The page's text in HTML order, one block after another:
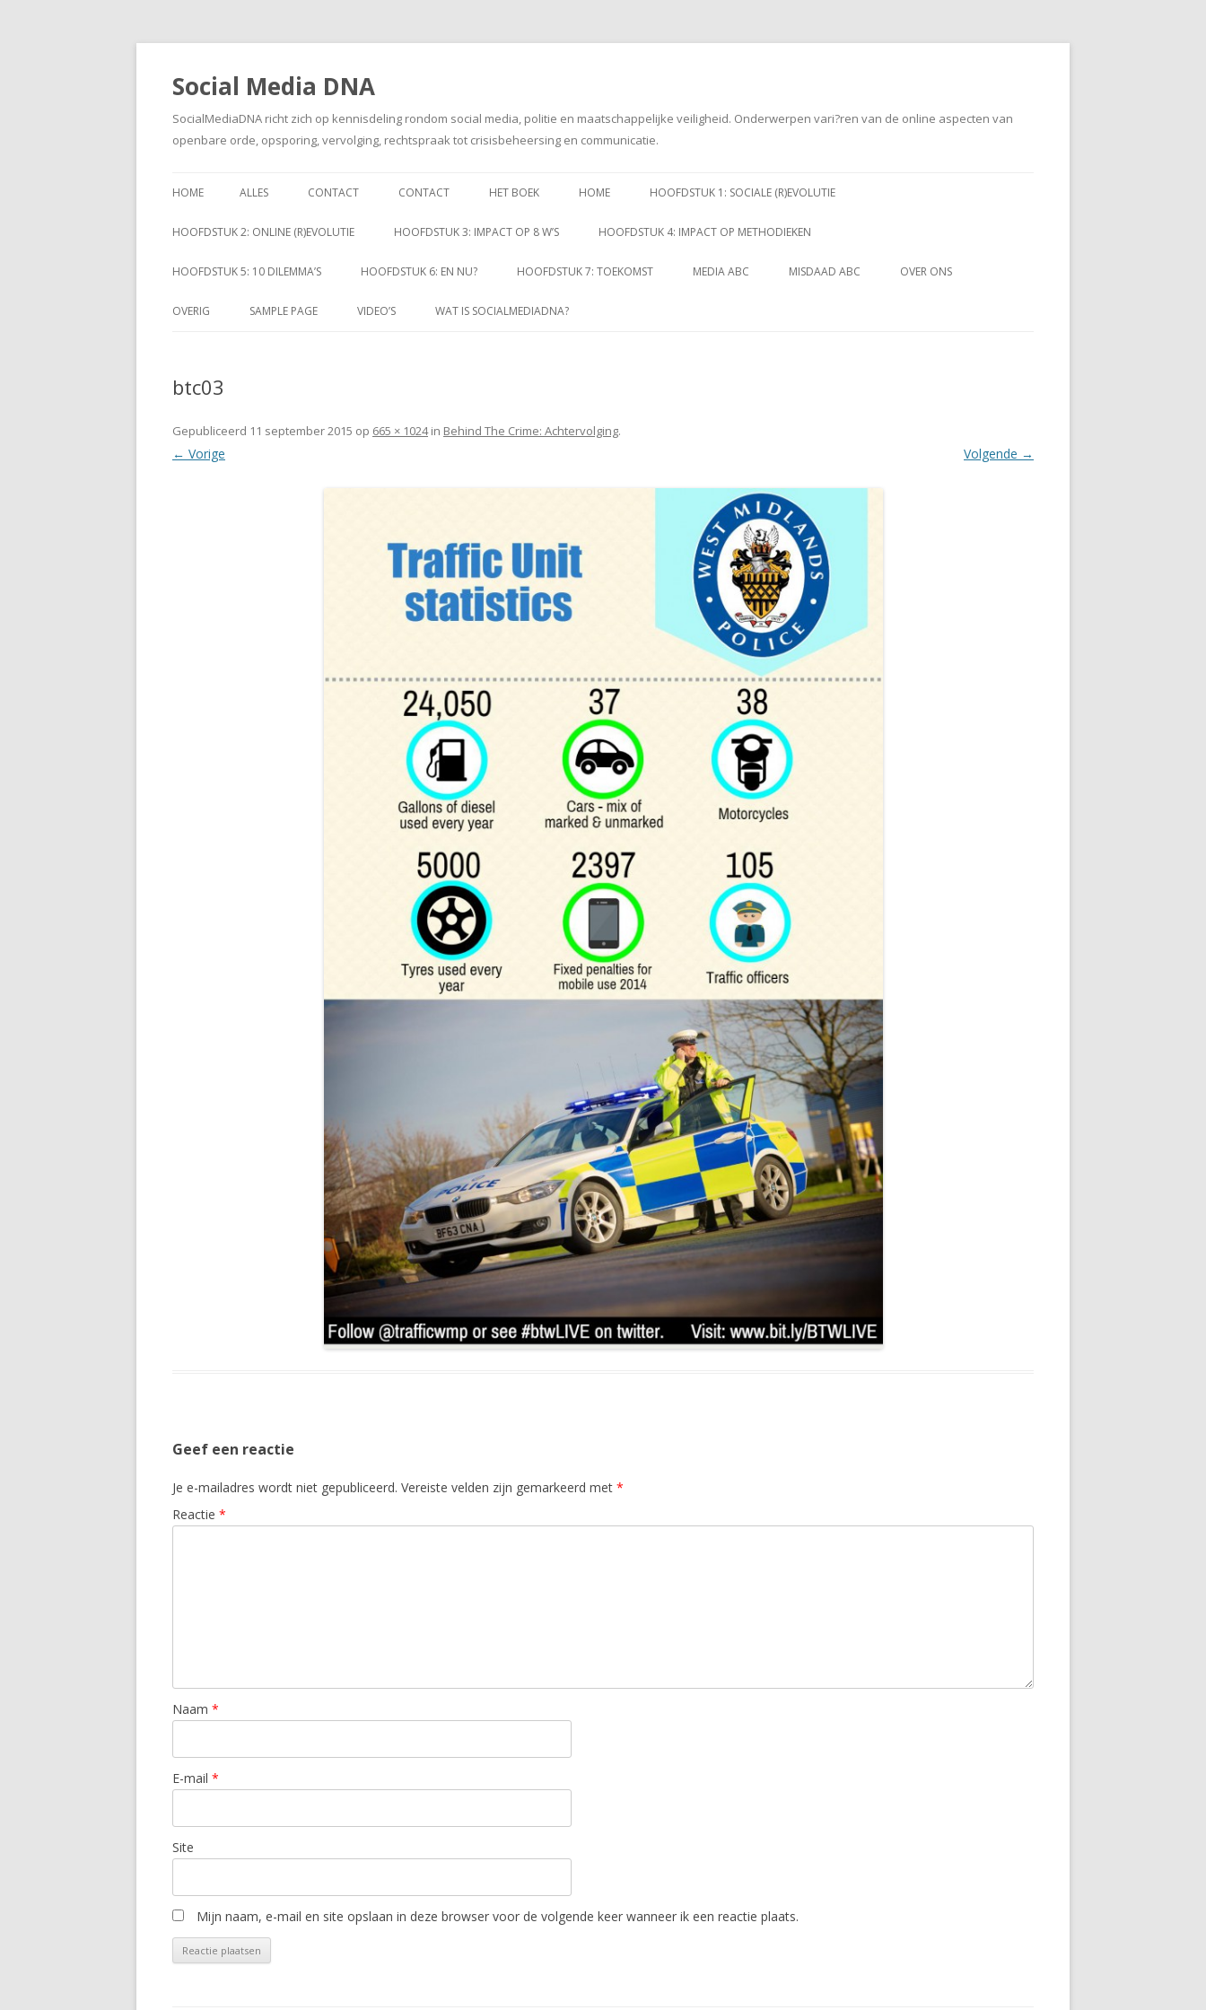
Social Media DNA
SocialMediaDNA richt zich op kennisdeling rondom social media, politie en maatschappelijke veiligheid. Onderwerpen vari?ren van de online aspecten van
openbare orde, opsporing, vervolging, rechtspraak tot crisisbeheersing en communicatie.
naar
HOME ALLES CONTACT CONTACT HET BOEK HOME HOOFDSTUK 1: SOCIALE (R)EVOLUTIE
HOOFDSTUK 2: ONLINE (R)EVOLUTIE HOOFDSTUK 3: IMPACT OP 8 W’S HOOFDSTUK 4: IMPACT OP METHODIEKEN
HOOFDSTUK 5: 10 DILEMMA’S HOOFDSTUK 6: EN NU? HOOFDSTUK 7: TOEKOMST MEDIA ABC MISDAAD ABC OVER ONS
OVERIG SAMPLE PAGE VIDEO’S WAT IS SOCIALMEDIADNA?
btc03
Gepubliceerd 11 september 2015 op 665 × 1024in Behind The Crime: Achtervolging.
← Vorige Volgende →
Geef een reactie
Je e-mailadres wordt niet gepubliceerd. Vereiste velden zijn gemarkeerd met *
Reactie *
Naam *
E-mail *
Site
Mijn naam, e-mail en site opslaan in deze browser voor de volgende keer wanneer ik een reactie plaats.